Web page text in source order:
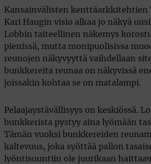
Kansainvälisten kenttäarkkitehtien
Kari Haugin visio alkaa jo näkyä
Lobbin taiteellinen näkemys
pienissä, mutta monipuolisissa
reunojen näkyvyyttä vaihdellaan
bunkkereita reunaa on näkyvissä
joissakin kohtaa se on matalampi.
Pelaajaystävällisyys on keskiössä.
bunkkerista pystyy aina lyömään
Tämän vuoksi bunkkereiden
kaltevuus, joka syöttää pallon
lyöntisuuntiin ole juurikaan